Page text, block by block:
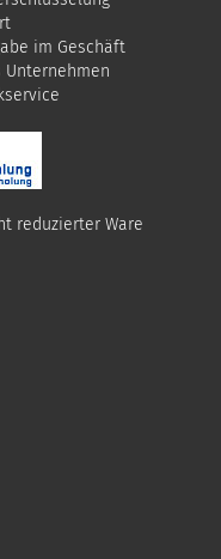
im Geschäft
Unternehmen
reduzierter Ware